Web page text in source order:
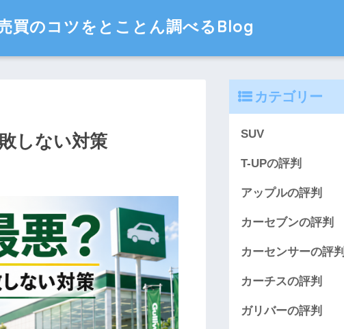
買のコツをとことん調べるBlog
しない対策
カテゴリー
SUV
T-UPの評判
アップルの評判
カーセブンの評判
カーセンサーの評判
カーチスの評判
ガリバーの評判